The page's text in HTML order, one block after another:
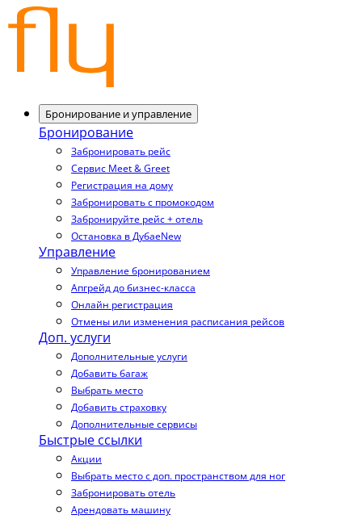
Бронирование и управление
Бронирование
Забронировать рейс
Сервис Meet & Greet
Регистрация на дому
Забронировать с промокодом
Забронируйте рейс + отель
Остановка в ДубаеNew
Управление
Управление бронированием
Апгрейд до бизнес-класса
Онлайн регистрация
Отмены или изменения расписания рейсов
Доп. услуги
Дополнительные услуги
Добавить багаж
Выбрать место
Добавить страховку
Дополнительные сервисы
Быстрые ссылки
Акции
Выбрать место с доп. пространством для ног
Забронировать отель
Арендовать машину